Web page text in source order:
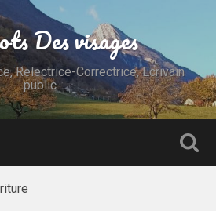
Des visages
Relectrice-Correctrice, Ecrivain
public